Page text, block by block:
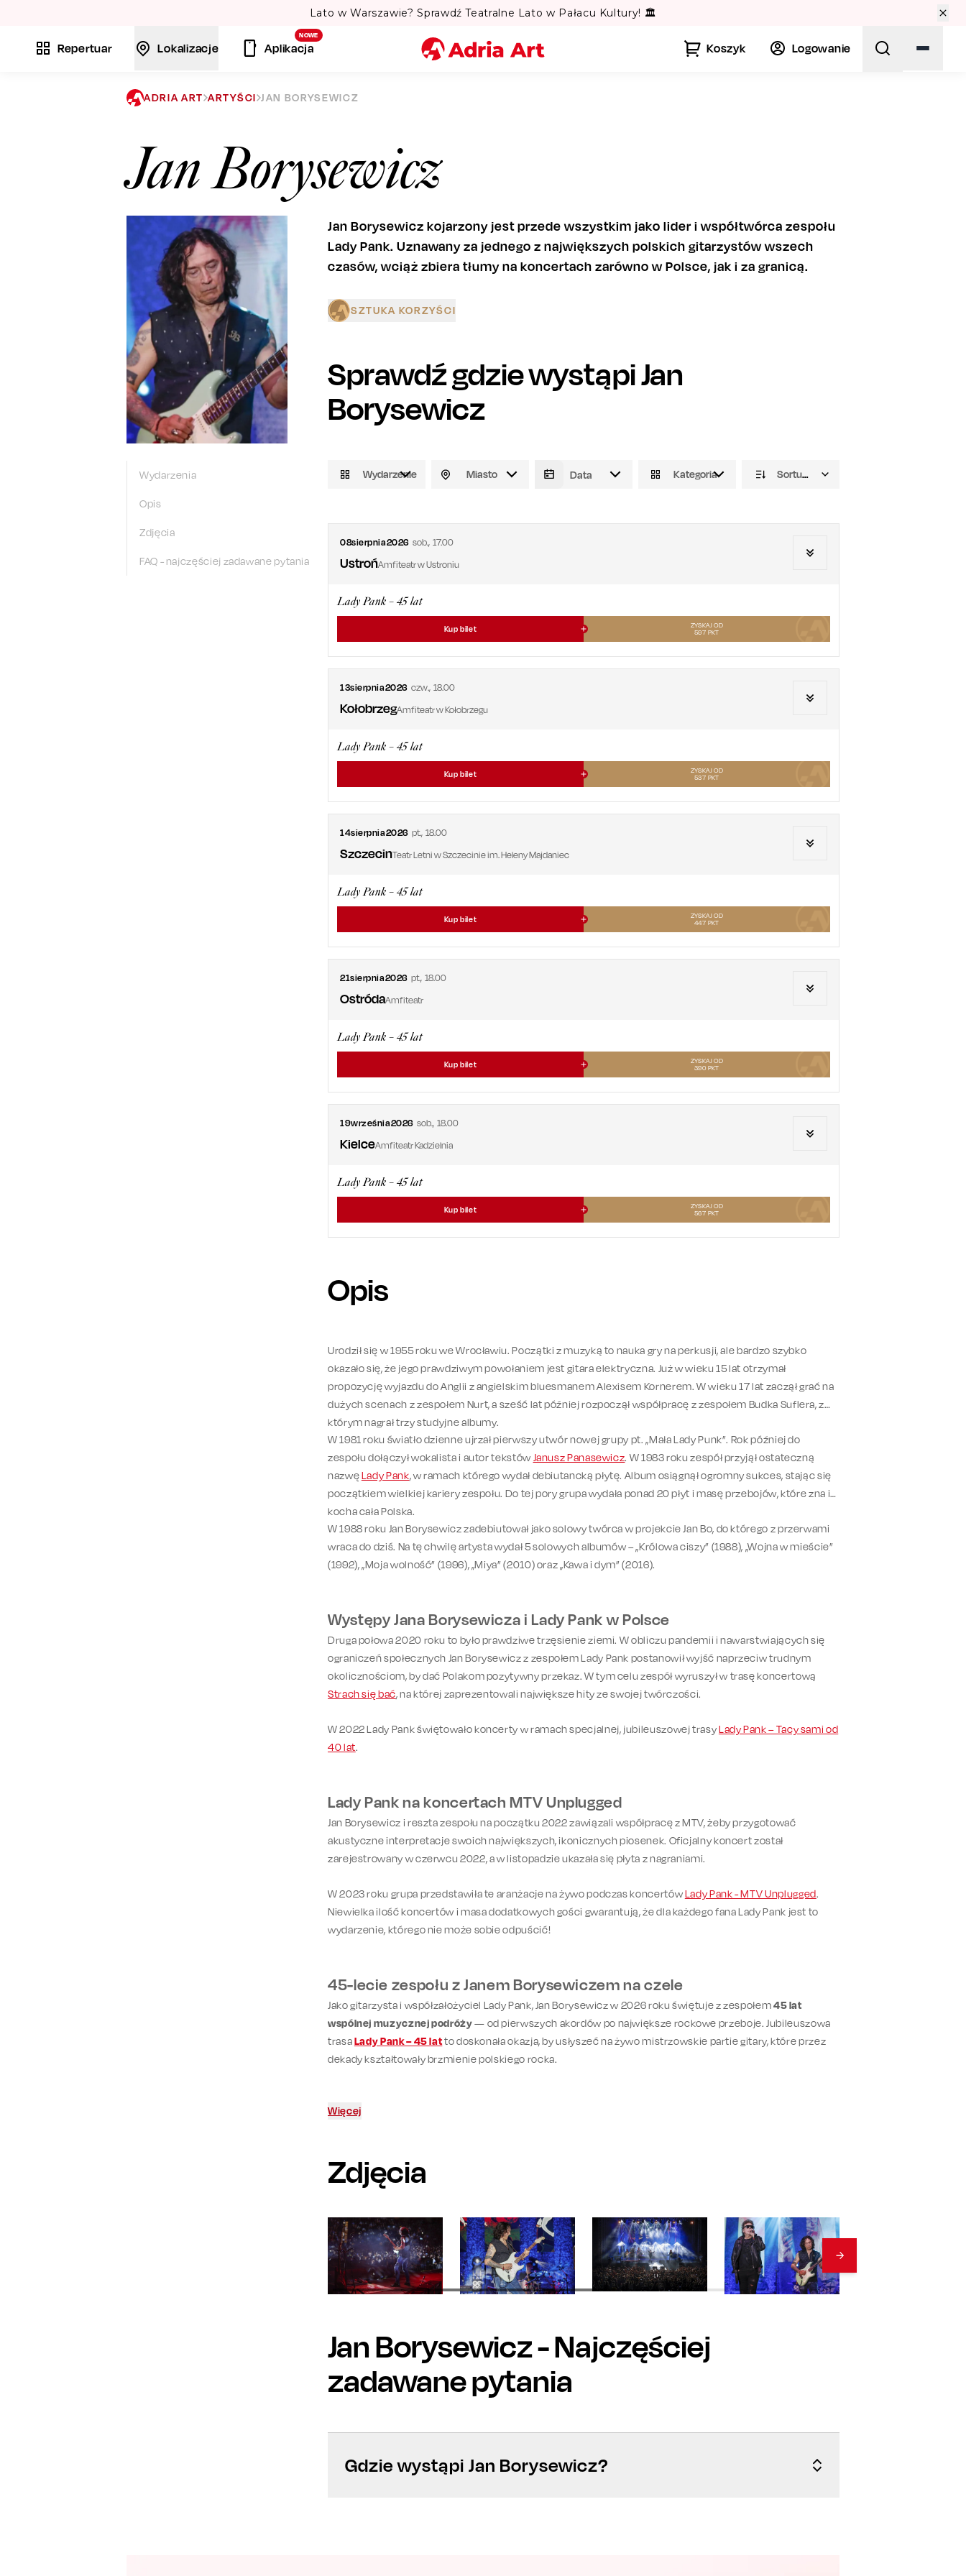
Lato w Warszawie? Sprawdź Teatralne Lato w Pałacu Kultury! 🏛️
Repertuar Lokalizacje
NOWE
Aplikacja Koszyk Logowanie
ADRIA ART ARTYŚCI JAN BORYSEWICZ
Jan Borysewicz
Wydarzenia
Opis
Zdjęcia
FAQ - najczęściej zadawane pytania
Jan Borysewicz kojarzony jest przede wszystkim jako lider i współtwórca zespołu
Lady Pank. Uznawany za jednego z największych polskich gitarzystów wszech
czasów, wciąż zbiera tłumy na koncertach zarówno w Polsce, jak i za granicą.
SZTUKA KORZYŚCI
Sprawdź gdzie wystąpiJan
Borysewicz
Wydarzenie Miasto Kategoria Sortuj domyślnie
08sierpnia2026 sob., 17.00
UstrońAmfiteatr w Ustroniu
Lady Pank – 45 lat
Kup bilet
ZYSKAJ OD
597 PKT
13sierpnia2026 czw., 18.00
KołobrzegAmfiteatr w Kołobrzegu
Lady Pank – 45 lat
Kup bilet
ZYSKAJ OD
537 PKT
14sierpnia2026 pt., 18.00
SzczecinTeatr Letni w Szczecinie im. Heleny Majdaniec
Lady Pank – 45 lat
Kup bilet
ZYSKAJ OD
447 PKT
21sierpnia2026 pt., 18.00
OstródaAmfiteatr
Lady Pank – 45 lat
Kup bilet
ZYSKAJ OD
390 PKT
19września2026 sob., 18.00
KielceAmfiteatr Kadzielnia
Lady Pank – 45 lat
Kup bilet
ZYSKAJ OD
567 PKT
Opis
Urodził się w 1955 roku we Wrocławiu. Początki z muzyką to nauka gry na perkusji, ale bardzo szybko
okazało się, że jego prawdziwym powołaniem jest gitara elektryczna. Już w wieku 15 lat otrzymał
propozycję wyjazdu do Anglii z angielskim bluesmanem Alexisem Kornerem. W wieku 17 lat zaczął grać na
dużych scenach z zespołem Nurt, a sześć lat później rozpoczął współpracę z zespołem Budka Suflera, z
którym nagrał trzy studyjne albumy.
W 1981 roku światło dzienne ujrzał pierwszy utwór nowej grupy pt. „Mała Lady Punk”. Rok później do
zespołu dołączył wokalista i autor tekstów Janusz Panasewicz. W 1983 roku zespół przyjął ostateczną
nazwęLady Pank, w ramach którego wydał debiutancką płytę. Album osiągnął ogromny sukces, stając się
początkiem wielkiej kariery zespołu. Do tej pory grupa wydała ponad 20 płyt i masę przebojów, które zna i
kocha cała Polska.
W 1988 roku Jan Borysewicz zadebiutował jako solowy twórca w projekcie Jan Bo, do którego z przerwami
wraca do dziś. Na tę chwilę artysta wydał 5 solowych albumów – „Królowa ciszy” (1988), „Wojna w mieście”
(1992), „Moja wolność” (1996), „Miya” (2010) oraz „Kawa i dym” (2016).
Występy Jana Borysewicza i Lady Pank w Polsce
Druga połowa 2020 roku to było prawdziwe trzęsienie ziemi. W obliczu pandemii i nawarstwiających się
ograniczeń społecznych Jan Borysewicz z zespołem Lady Pank postanowił wyjść naprzeciw trudnym
okolicznościom, by dać Polakom pozytywny przekaz. W tym celu zespół wyruszył w trasę koncertową
Strach się bać, na której zaprezentowali największe hity ze swojej twórczości.
W 2022 Lady Pank świętowało koncerty w ramach specjalnej, jubileuszowej trasyLady Pank – Tacy sami od
40 lat.
Lady Pank na koncertach MTV Unplugged
Jan Borysewicz i reszta zespołu na początku 2022 zawiązali współpracę z MTV, żeby przygotować
akustyczne interpretacje swoich największych, ikonicznych piosenek. Oficjalny koncert został
zarejestrowany w czerwcu 2022, a w listopadzie ukazała się płyta z nagraniami.
W 2023 roku grupa przedstawiła te aranżacje na żywo podczas koncertówLady Pank - MTV Unplugged.
Niewielka ilość koncertów i masa dodatkowych gości gwarantują, że dla każdego fana Lady Pank jest to
wydarzenie, którego nie może sobie odpuścić!
45-lecie zespołu z Janem Borysewiczem na czele
Jako gitarzysta i współzałożyciel Lady Pank, Jan Borysewicz w 2026 roku świętuje z zespołem45 lat
wspólnej muzycznej podróży— od pierwszych akordów po największe rockowe przeboje. Jubileuszowa
trasaLady Pank – 45 latto doskonała okazja, by usłyszeć na żywo mistrzowskie partie gitary, które przez
dekady kształtowały brzmienie polskiego rocka.
Więcej
Zdjęcia
Jan Borysewicz- Najczęściej
zadawane pytania
Gdzie wystąpi Jan Borysewicz?